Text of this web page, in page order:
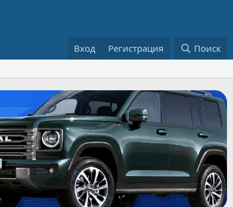
Вход Регистрация Поиск